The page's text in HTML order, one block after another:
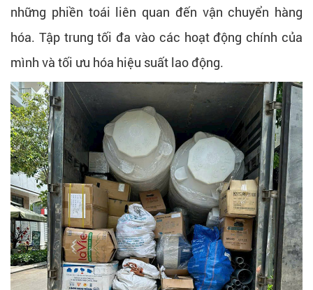
những phiền toái liên quan đến vận chuyển hàng
hóa. Tập trung tối đa vào các hoạt động chính của
mình và tối ưu hóa hiệu suất lao động.